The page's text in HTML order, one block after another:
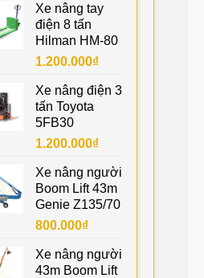
Xe nâng tay
điện 8 tấn
Hilman HM-80
1.200.000₫
Xe nâng điện 3
tấn Toyota
5FB30
1.200.000₫
Xe nâng người
Boom Lift 43m
Genie Z135/70
800.000₫
Xe nâng người
43m Boom Lift